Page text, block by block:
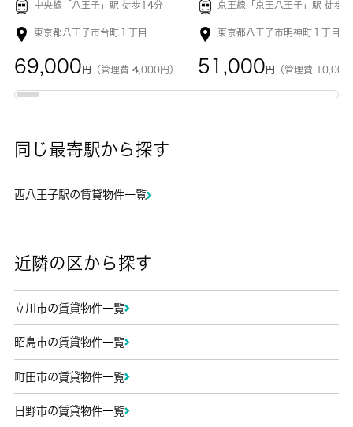
中央線「 八王子」駅 徒歩14分
東京都八王子市台町１丁目
69,000 円 （管理費 4,000円）
京王線「京王八王子 」駅 徒歩6
東京都八王子市明神町１丁目
51,000 円 （管理費 10,000
同じ最寄駅から探す
西八王子駅の賃貸物件一覧
近隣の区から探す
立川市の賃貸物件一覧
昭島市の賃貸物件一覧
町田市の賃貸物件一覧
日野市の賃貸物件一覧